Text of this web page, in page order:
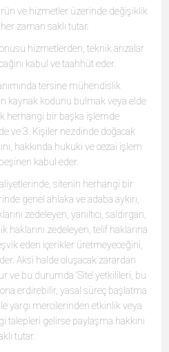
ve hizmetler üzerinde değişiklik
zaman saklı tutar.
hizmetlerden, teknik arızalar
kabul ve taahhüt eder.
tersine mühendislik
kaynak kodunu bulmak veya elde
herhangi bir başka işlemde
ve 3. Kişiler nezdinde doğacak
hakkında hukuki ve cezai işlem
peşinen kabul eder.
sitenin herhangi bir
genel ahlaka ve adaba aykırı,
zedeleyen, yanıltıcı, saldırgan,
zedeleyen, telif haklarına
eden içerikler üretmeyeceğini,
Aksi halde oluşacak zarardan
bu durumda ‘Site’ yetkilileri, bu
erdirebilir, yasal süreç başlatma
yargı mercilerinden etkinlik veya
talepleri gelirse paylaşma hakkını
tutar.